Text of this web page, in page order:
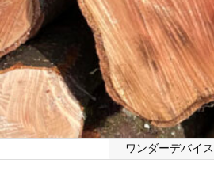
ワンダーデバイ